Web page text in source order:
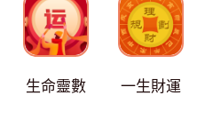
生命靈數 一生財運